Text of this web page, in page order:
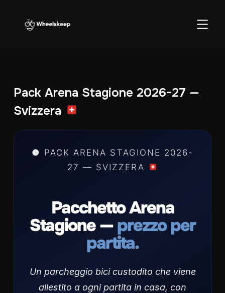
APRI/
Pack Arena Stagione 2026-27 —
Svizzera
● PACK ARENA STAGIONE 2026-
27 — SVIZZERA
Pacchetto Arena
Stagione —prezzo per
partita.
Un parcheggio bici custodito che viene
allestito a ogni partita in casa, con